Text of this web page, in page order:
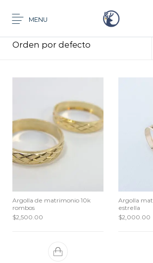
MENU
Juego
Inicio / Productos etiquetados “distinción”
Argolla de matrimonio 10k
rombos
$2,500.00
Argolla
estrella
$2,000.00